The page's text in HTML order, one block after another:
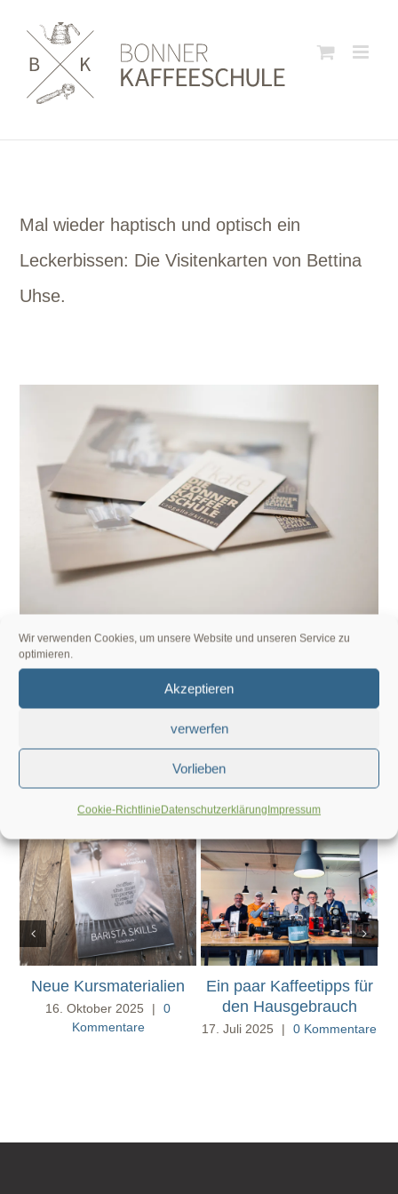
Wir verwenden Cookies, um unsere Website und unseren Service zu
optimieren.
Akzeptieren
verwerfen
Vorlieben
Cookie-RichtlinieDatenschutzerklärungImpressum
Inhalt
springen
Mal wieder haptisch und optisch ein
Leckerbissen: Die Visitenkarten von Bettina
Uhse.
Gefällt mir:
Ähnliche Beiträge
Neue Kursmaterialien
16. Oktober 2025 |
0
Kommentare
Ein paar Kaffeetipps für
den Hausgebrauch
17. Juli 2025 | 0 Kommentare